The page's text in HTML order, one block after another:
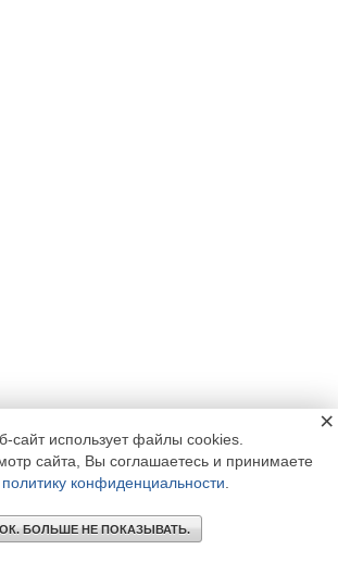
сайт использует файлы cookies.
сайта, Вы соглашаетесь и принимаете
политику конфиденциальности
ОК. БОЛЬШЕ НЕ ПОКАЗЫВАТЬ.
×